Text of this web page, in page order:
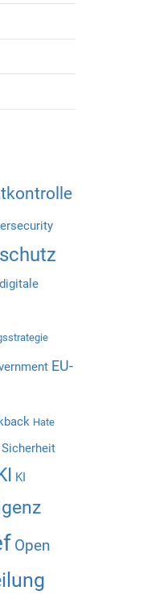
digitale
EU-
Hate
KI
Open